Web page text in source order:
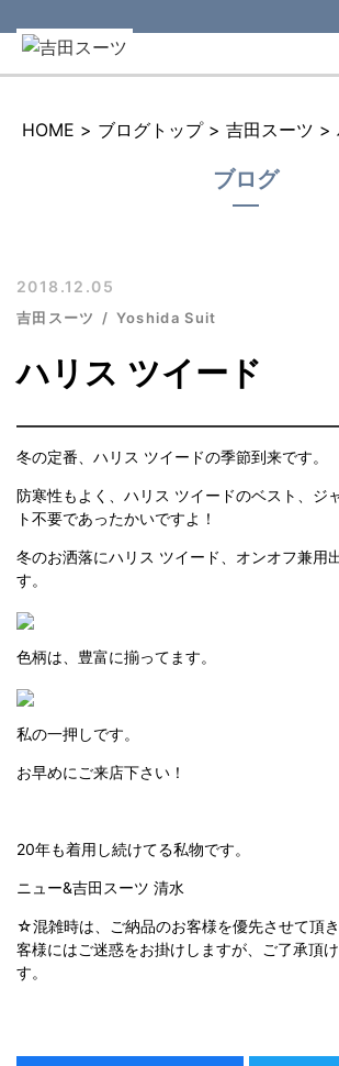
HOME > ブログトップ > 吉田スーツ >
ブログ
2018.12.05
吉田スーツ Yoshida Suit
ハリス ツイード
冬の定番、ハリス ツイードの季節到来です。
防寒性もよく、ハリス ツイードのベスト、ジ
ト不要であったかいですよ！
冬のお洒落にハリス ツイード、オンオフ兼用
す。
色柄は、豊富に揃ってます。
私の一押しです。
お早めにご来店下さい！
20年も着用し続けてる私物です。
ニュー&吉田スーツ 清水
☆混雑時は、ご納品のお客様を優先させて頂
客様にはご迷惑をお掛けしますが、ご了承頂
す。